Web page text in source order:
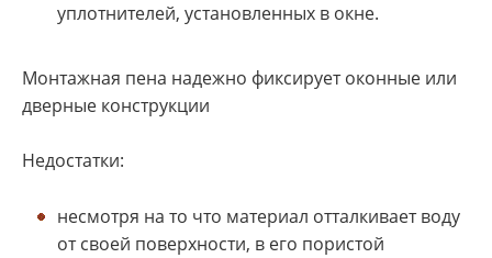
уплотнителей, установленных в окне.
Монтажная пена надежно фиксирует оконные или
дверные конструкции
Недостатки:
несмотря на то что материал отталкивает воду
от своей поверхности, в его пористой